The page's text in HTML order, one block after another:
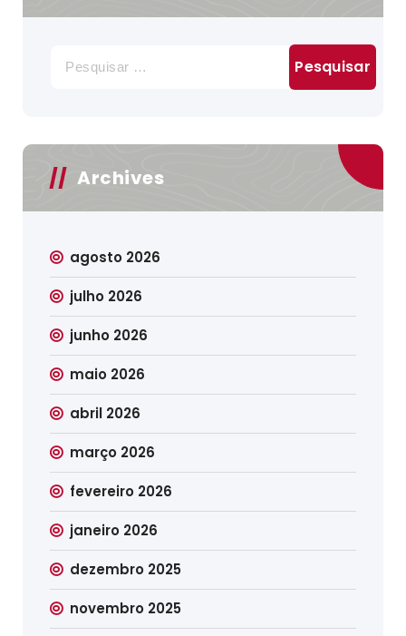
por:
Archives
agosto 2026
julho 2026
junho 2026
maio 2026
abril 2026
março 2026
fevereiro 2026
janeiro 2026
dezembro 2025
novembro 2025